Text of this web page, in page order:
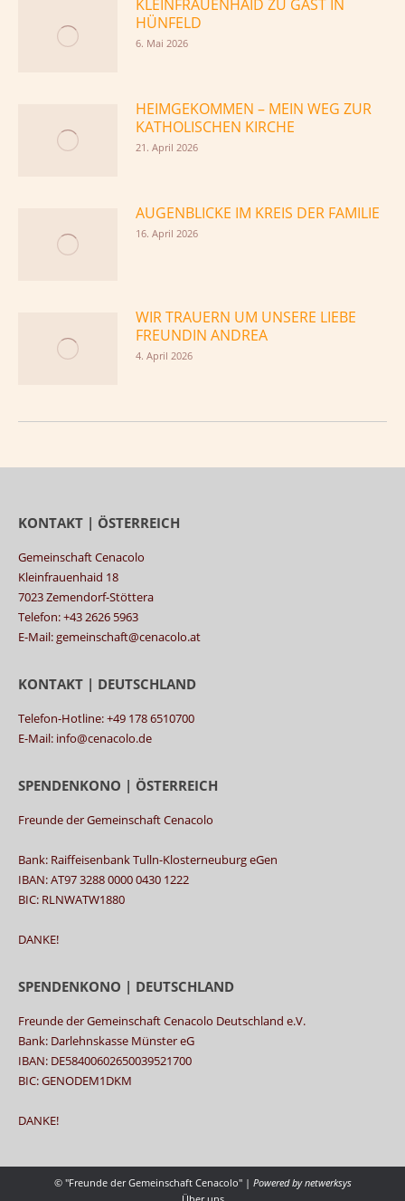
KLEINFRAUENHAID ZU GAST IN
HÜNFELD
6. Mai 2026
HEIMGEKOMMEN – MEIN WEG ZUR
KATHOLISCHEN KIRCHE
21. April 2026
AUGENBLICKE IM KREIS DER FAMILIE
16. April 2026
WIR TRAUERN UM UNSERE LIEBE
FREUNDIN ANDREA
4. April 2026
KONTAKT | ÖSTERREICH
Gemeinschaft Cenacolo
Kleinfrauenhaid 18
7023 Zemendorf-Stöttera
Telefon: +43 2626 5963
E-Mail: gemeinschaft@cenacolo.at
KONTAKT | DEUTSCHLAND
Telefon-Hotline: +49 178 6510700
E-Mail: info@cenacolo.de
SPENDENKONO | ÖSTERREICH
Freunde der Gemeinschaft Cenacolo
Bank: Raiffeisenbank Tulln-Klosterneuburg eGen
IBAN: AT97 3288 0000 0430 1222
BIC: RLNWATW1880
DANKE!
SPENDENKONO | DEUTSCHLAND
Freunde der Gemeinschaft Cenacolo Deutschland e.V.
Bank: Darlehnskasse Münster eG
IBAN: DE58400602650039521700
BIC: GENODEM1DKM
DANKE!
© "Freunde der Gemeinschaft Cenacolo" | Powered bynetwerksys
Über uns